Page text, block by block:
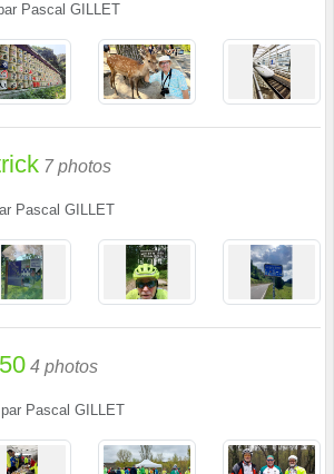
Pascal GILLET
7 photos
Pascal GILLET
4 photos
par Pascal GILLET